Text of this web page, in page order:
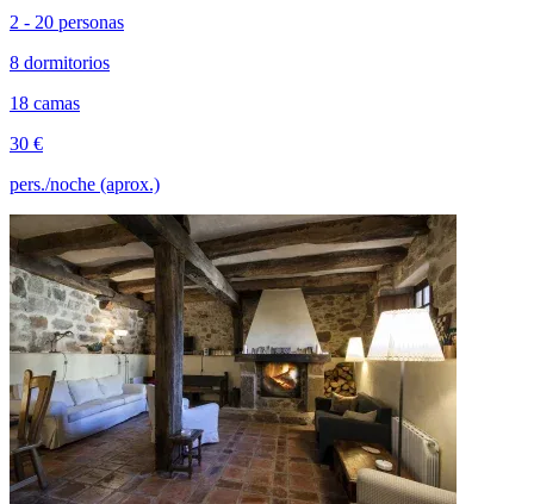
2 - 20 personas
8 dormitorios
18 camas
30 €
pers./noche (aprox.)